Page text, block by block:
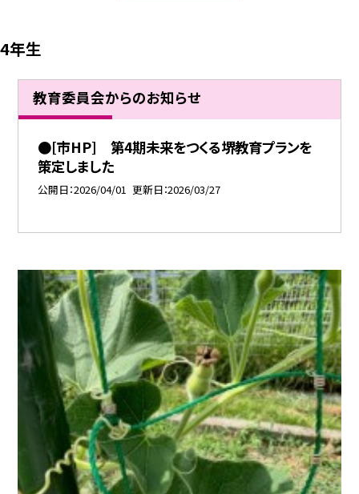
4年生
教育委員会からのお知らせ
●[市HP] 第4期未来をつくる堺教育プランを
策定しました
公開日 2026/04/01 更新日 2026/03/27